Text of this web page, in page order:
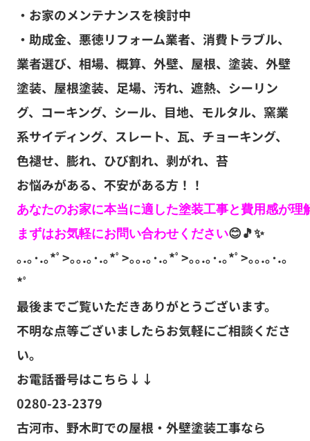
・お家のメンテナンスを検討中
・助成金、悪徳リフォーム業者、消費トラブル、
業者選び、相場、概算、外壁、屋根、塗装、外壁
塗装、屋根塗装、足場、汚れ、遮熱、シーリン
グ、コーキング、シール、目地、モルタル、窯業
系サイディング、スレート、瓦、チョーキング、
色褪せ、膨れ、ひび割れ、剥がれ、苔
お悩みがある、不安がある方！！
あなたのお家に本当に適した塗装工事と費用感が理
まずはお気軽にお問い合わせください
😊🎵✨
｡.｡･.｡*ﾟ>｡｡.｡･.｡*ﾟ>｡｡.｡･.｡*ﾟ>｡｡.｡･.｡*ﾟ>｡｡.｡･.｡
*ﾟ
最後までご覧いただきありがとうございます。
不明な点等ございましたらお気軽にご相談くださ
い。
お電話番号はこちら↓↓
0280-23-2379
古河市、野木町での屋根・外壁塗装工事なら